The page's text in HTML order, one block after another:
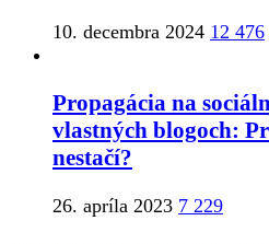
10. decembra 2024 12 476
Propagácia na
vlastných blogoch:
nestačí?
26. apríla 2023 7 229